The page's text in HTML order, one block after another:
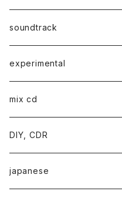
soundtrack
experimental
mix cd
DIY, CDR
japanese